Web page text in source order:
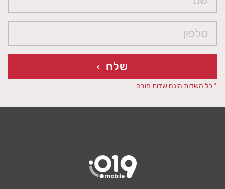
שלח
* כל השדות הינם שדות חובה